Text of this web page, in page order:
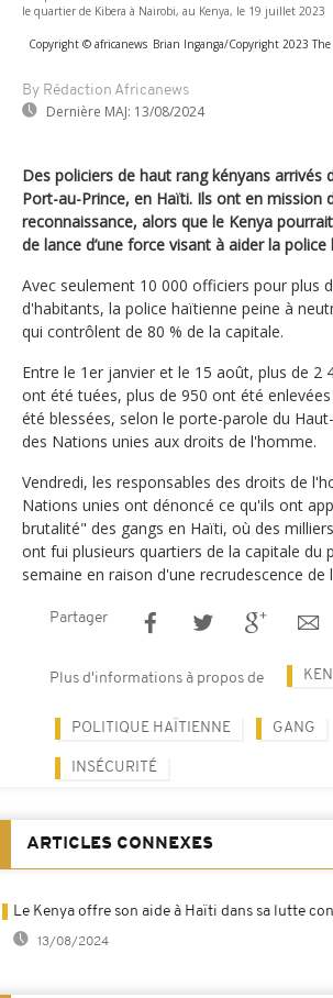
le quartier de Kibera à Nairobi, au Kenya, le 19 juillet 2023
Copyright © africanews Brian Inganga/Copyright 2023
By Rédaction Africanews
Dernière MAJ: 13/08/2024
Des policiers de haut rang kényans arrivés
Port-au-Prince, en Haïti. Ils ont en mission
reconnaissance, alors que le Kenya
de lance d’une force visant à aider la police
Avec seulement 10 000 officiers pour plus
d'habitants, la police haïtienne peine à
qui contrôlent de 80 % de la capitale.
Entre le 1er janvier et le 15 août, plus de 2
ont été tuées, plus de 950 ont été
été blessées, selon le porte-parole du
des Nations unies aux droits de l'homme.
Vendredi, les responsables des droits de
Nations unies ont dénoncé ce qu'ils ont
brutalité" des gangs en Haïti, où des
ont fui plusieurs quartiers de la capitale du
semaine en raison d'une recrudescence de
Partager
Plus d'informations à propos de
POLITIQUE HAÏTIENNE GANG
INSÉCURITÉ
ARTICLES CONNEXES
Le Kenya offre son aide à Haïti dans sa lutte
13/08/2024